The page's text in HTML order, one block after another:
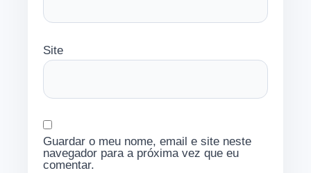
Site
Guardar o meu nome, email e site neste
navegador para a próxima vez que eu
comentar.